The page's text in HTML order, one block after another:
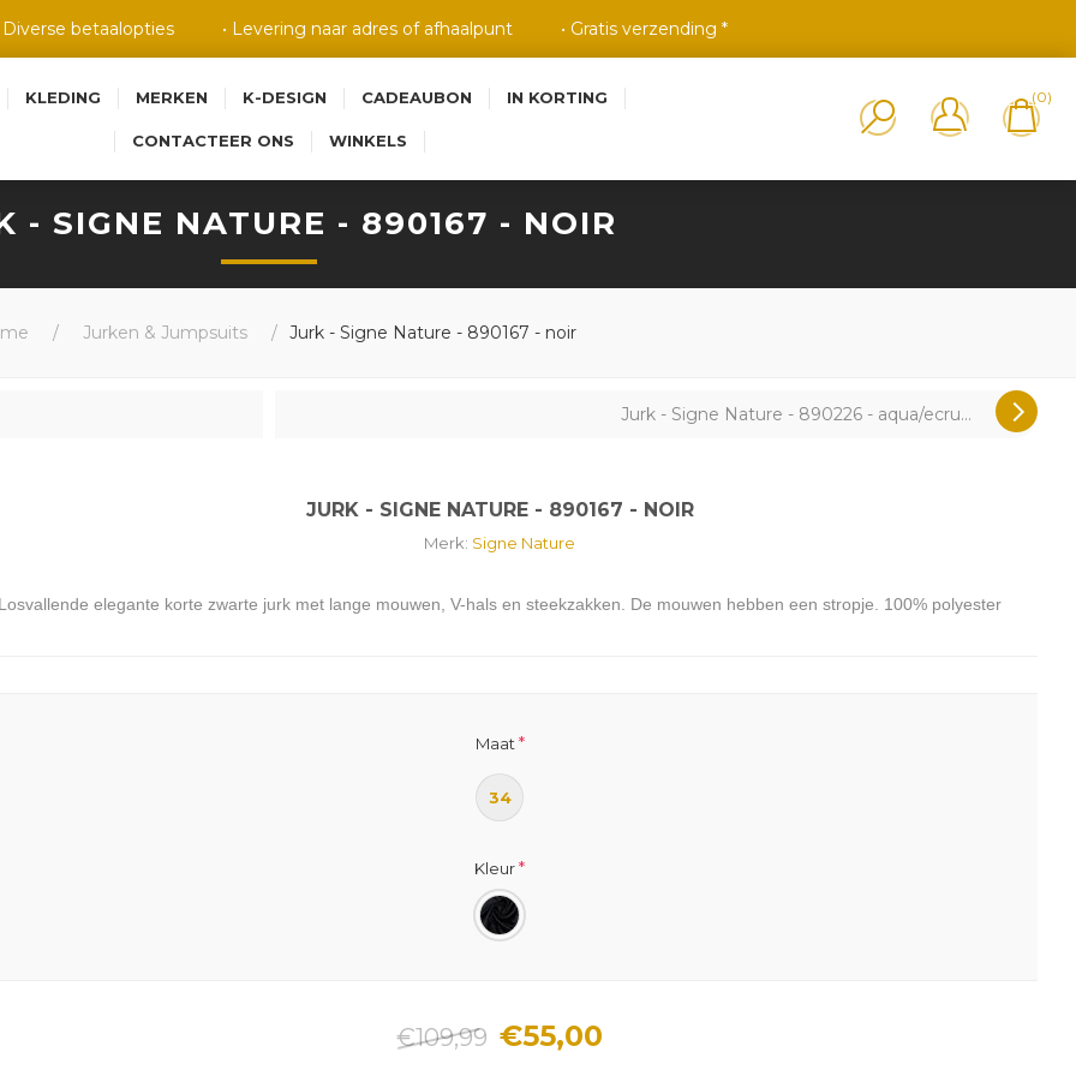
Diverse betaalopties • Levering naar adres of afhaalpunt • Gratis verzending *
KLEDING MERKEN K-DESIGN CADEAUBON IN KORTING
CONTACTEER ONS WINKELS
(0)
/ Jurken & Jumpsuits / Jurk - Signe Nature - 890167 - noir
Jurk - Signe Nature - 890226 - aqua/ecru...
- SIGNE NATURE - 890167 - NOIR
JURK - SIGNE NATURE - 890167 - NOIR
Merk: Signe Nature
elegante korte zwarte jurk met lange mouwen, V-hals en steekzakken. De mouwen hebben een stropje. 100% polyester
Maat *
34
Kleur*
€109,99 €55,00